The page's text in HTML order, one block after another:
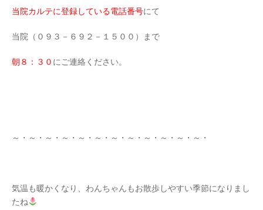
当院カルテに登録している電話番号にて
当院（０９３－６９２－１５００）まで
朝８：３０ にご連絡ください。
～・～・～・～・～・～・～・～・～・～・～・～・
気温も暖かくなり、わんちゃんもお散歩しやすい季節になりまし
たね